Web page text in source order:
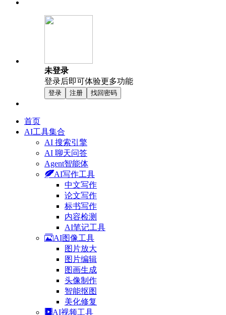
未登录
登录后即可体验更多功能
登录 注册 找回密码
首页
AI工具集合
AI 搜索引擎
AI 聊天问答
Agent智能体
AI写作工具
中文写作
论文写作
标书写作
内容检测
AI笔记工具
AI图像工具
图片放大
图片编辑
图画生成
头像制作
智能抠图
美化修复
AI视频工具